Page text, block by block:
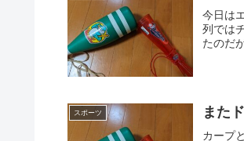
今日は
列では
たのだ
スポーツ また
カープ